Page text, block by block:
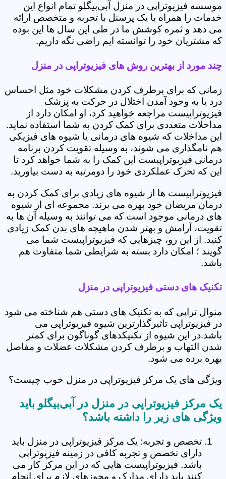
موسسه فیزیوتراپی در منزل آبی‌بیگلو تمام انواع این
خدمات را همراه با یک پرسنل با تجربه و متخصص ارائه
می دهد و ثمره کوشش ما در طی این سال ها این بوده
که مشتریان خود را توانسته ایم راضی نگه داریم.
چند مورد از بهترین روش های فیزیوتراپی در منزل
زمانی که برای برطرف کردن مشکلات خود مثل احساس
درد یا به وجود آمدن اختلال در حرکت به پزشک
فیزیوتراپیست مراجعه خواهید کرد، او امکان دارد از
مداخلات متعددی برای کمک کردن به شما استفاده نماید.
این مداخلات که شیوه های درمانی یا شیوه های فیزیکی
هم نامگذاری می شوند، به وسیله تقویت کردن برنامه
درمانی فیزیوتراپیست این کمک را به شما خواهد کرد تا
این که تحرک عملکردی خود را دومرتبه به دست بیاورید.
فیزیوتراپیست ها از شیوه های زیادی برای کمک کردن به
درمان مریضان خود بهره می برند. مجموعه ای از شیوه
های درمانی موجود است که می توانند به وسیله آن ها به
تقویت، آرامش و بهتر شدن ماهیچه های بدن کمک زیادی
کنید. از این رو، چیزهایی که فیزیوتراپیست شما می
گویند ؛ امکان دارد بسته به شرایطی شما متفاوت هم
باشد.
تکنیک های دستی فیزیوتراپی در منزل
منوال تراپی که به تکنیک های دستی هم شناخته می شود
در فیزیوتراپی تاثیرگذارترین شیوه فیزیوتراپی می
باشد.در این شیوه از تکنیکدهای گوناگون برای کمتر
شدن التهاب و برطرف کردن مشکلات عضلات و مفاصل
بهره برده می شود.
ویژگی های یک مرکز فیزیوتراپی در منزل خوب چیست؟
یک مرکز فیزیوتراپی در منزل در آبی‌بیگلو باید
ویژگی های زیر را داشته باشد؟
تخصص و تجربه: یک مرکز فیزیوتراپی در منزل باید
دارای تخصص و تجربه کافی در زمینه فیزیوتراپی
باشد. فیزیوتراپیست هایی که در این مرکز کار می
کنند باید دارای مدارک و مجوزهای لازم برای انجام